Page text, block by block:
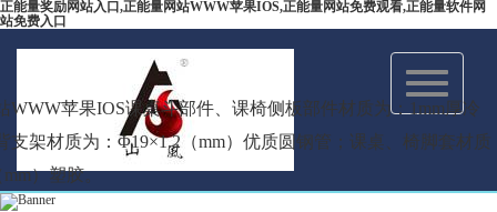
正能量奖励网站入口,正能量网站WWW苹果IOS,正能量网站免费观看,正能量软件网
站免费入口
Toggle
navigation
苹果IOS课桌斗部件、课椅侧板部件材质为：1mm厚冷
支架材质为：Φ19×1.2（mm）优质圆钢管；课桌、椅脚套材质
）塑胶。